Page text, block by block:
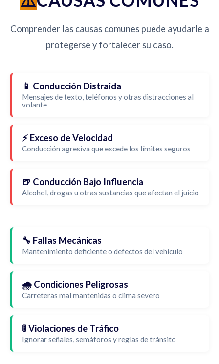
Comprender las causas comunes puede ayudarle a
protegerse y fortalecer su caso.
📱 Conducción Distraída
Mensajes de texto, teléfonos y otras distracciones al
volante
⚡ Exceso de Velocidad
Conducción agresiva que excede los límites seguros
🍺 Conducción Bajo Influencia
Alcohol, drogas u otras sustancias que afectan el juicio
🔧 Fallas Mecánicas
Mantenimiento deficiente o defectos del vehículo
🌧️ Condiciones Peligrosas
Carreteras mal mantenidas o clima severo
🚦 Violaciones de Tráfico
Ignorar señales, semáforos y reglas de tránsito